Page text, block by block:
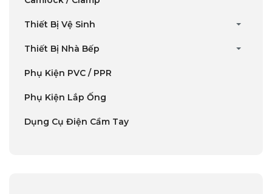
Thiết Bị Vệ Sinh
Thiết Bị Nhà Bếp
Phụ Kiện PVC / PPR
Phụ Kiện Lắp Ống
Dụng Cụ Điện Cầm Tay